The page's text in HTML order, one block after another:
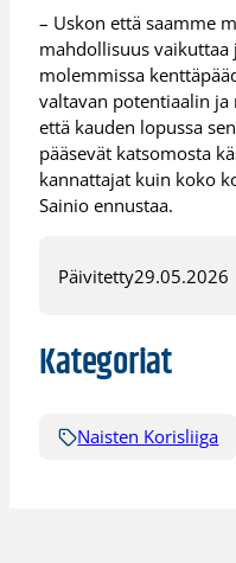
– Uskon että saamme
mahdollisuus
molemmissa
valtavan potentiaalin
että kauden lopussa
pääsevät katsomosta
kannattajat kuin koko
Sainio ennustaa.
Päivitetty29.05.2026
Kategoriat
Naisten Korisliiga